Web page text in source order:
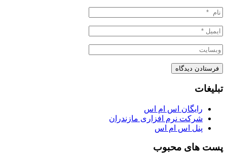
تبلیغات
رایگان اس ام اس
شرکت نرم افزاری مازندران
پنل اس ام اس
پست های محبوب